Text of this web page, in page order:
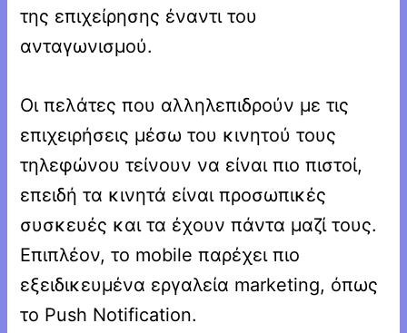
της επιχείρησης έναντι του
ανταγωνισμού.
Οι πελάτες που αλληλεπιδρούν με τις
επιχειρήσεις μέσω του κινητού τους
τηλεφώνου τείνουν να είναι πιο πιστοί,
επειδή τα κινητά είναι προσωπικές
συσκευές και τα έχουν πάντα μαζί τους.
Επιπλέον, το mobile παρέχει πιο
εξειδικευμένα εργαλεία marketing, όπως
το Push Notification.